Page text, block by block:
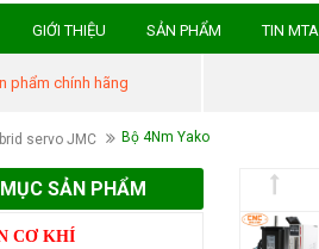
GIỚI THIỆU SẢN PHẨM TIN MTA
phẩm chính hãng
servo JMC Bộ 4Nm Yako
SẢN PHẨM
CƠ KHÍ